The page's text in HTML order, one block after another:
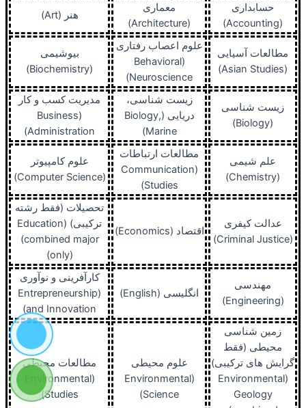
حسابداری
(Accounting)
معماری
(Architecture)
هنر (Art)
مطالعات آسیایی
(Asian Studies)
علوم اعصاب رفتاری
(Behavioral
Neuroscience)
بیوشیمی
(Biochemistry)
زیست شناسی
(Biology)
زیست شناسی،
دریایی (Biology,
Marine)
مدیریت کسب و کار
(Business
Administration)
علم شیمی
(Chemistry)
مطالعات ارتباطات
(Communication
Studies)
علوم کامپیوتر
(Computer Science)
عدالت کیفری
(Criminal Justice)
اقتصاد (Economics)
تحصیلات (فقط رشته
ترکیبی) (Education
(combined major
only))
مهندسی
(Engineering)
انگلیسی (English)
کارآفرینی و نوآوری
(Entrepreneurship
and Innovation)
زمین شناسی
محیطی (فقط
گرایش های ترکیبی)
(Environmental
Geology
علوم محیطی
(Environmental
Science)
مطالعات محیطی
(Environmental
Studies)